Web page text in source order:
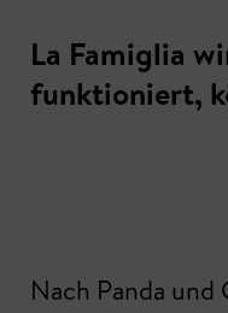
La Famiglia
funktioniert,
Nach Panda